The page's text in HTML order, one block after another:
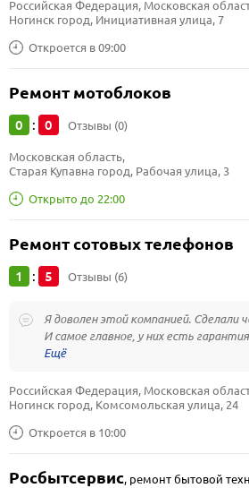
Откроется в 09:00
Российская Федерация, Московская
Ногинск город, Инициативная улица, 7
Ремонт мотоблоков
0 : 0 Отзывы (0)
Открыто до 22:00
Московская область,
Старая Купавна город, Рабочая улица, 3
Ремонт сотовых телефонов
1 : 5 Отзывы (6)
Я доволен этой компанией. Сделали
И самое главное, у них есть
Откроется в 10:00
Российская Федерация, Московская
Ногинск город, Комсомольская улица, 24
Росбытсервис, ремонт бытовой